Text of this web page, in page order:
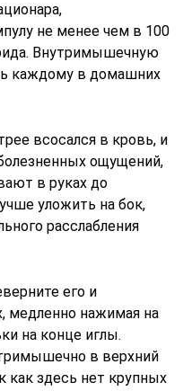
не менее чем в 100
Внутримышечную
каждому в домашних
всосался в кровь, и
ощущений,
в руках до
уложить на бок,
расслабления
его и
медленно нажимая на
на конце иглы.
в верхний
как здесь нет крупных